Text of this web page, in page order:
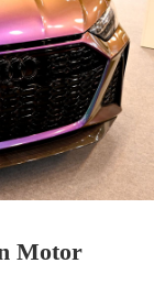
Motor